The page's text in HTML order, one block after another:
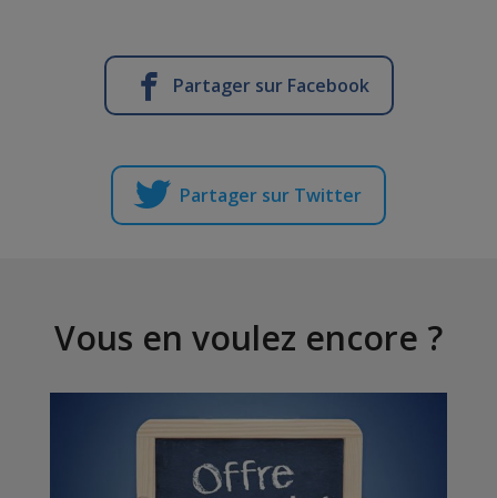
Partager sur Facebook
Partager sur Twitter
Vous en voulez encore ?